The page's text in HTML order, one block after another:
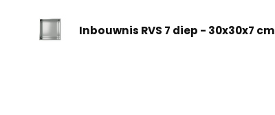
Inbouwnis RVS 7 diep - 30x30x7 cm